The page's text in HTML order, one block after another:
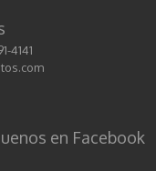
4141
en Facebook